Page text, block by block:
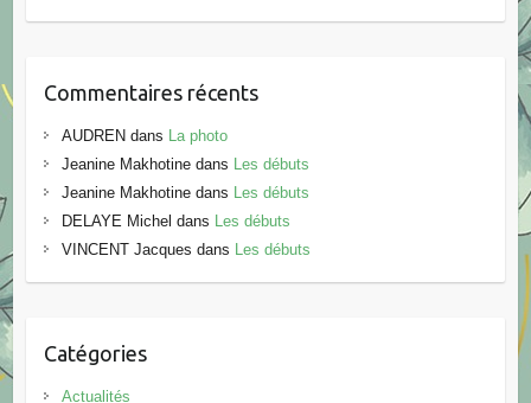
Commentaires récents
AUDREN dans La photo
Jeanine Makhotinedans Les débuts
Jeanine Makhotinedans Les débuts
DELAYE Michel dans Les débuts
VINCENT Jacques dans Les débuts
Catégories
Actualités